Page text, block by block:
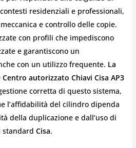
residenziali e professionali,
e controllo delle copie.
con profili che impediscono
e garantiscono un
con un utilizzo frequente. La
Centro autorizzato Chiavi Cisa AP3
corretta di questo sistema,
l’affidabilità del cilindro dipenda
della duplicazione e dall’uso di
standard Cisa.